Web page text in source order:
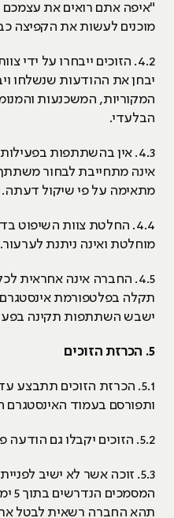
"איפה אתם רואים את
מוכנים לעשות את הקפיצה
4.2. הזוכים ייבחרו על
המקוריות, המשכנעות
הבלעדי.
4.3. אין בהשתתפות
אינה מתחייבת לבחור
מתאימה על פי שיקול דעתה.
4.4. החלטת צוות השיפוט
מוחלטת ואינה ניתנת לערעור.
4.5. החברה אינה אחראית
תקלה בפלטפורמת אינסטגרם
ישבש השתתפות תקינה
5. הכרזת הזוכים
ותפורסם בעמוד
5.2. הזוכים יקבלו גם הודעה פרטית (DM) מטעם החברה.
5.3. זוכה אשר לא ישיב
תהא החברה רשאית לבטל את